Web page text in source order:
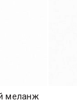
меланж